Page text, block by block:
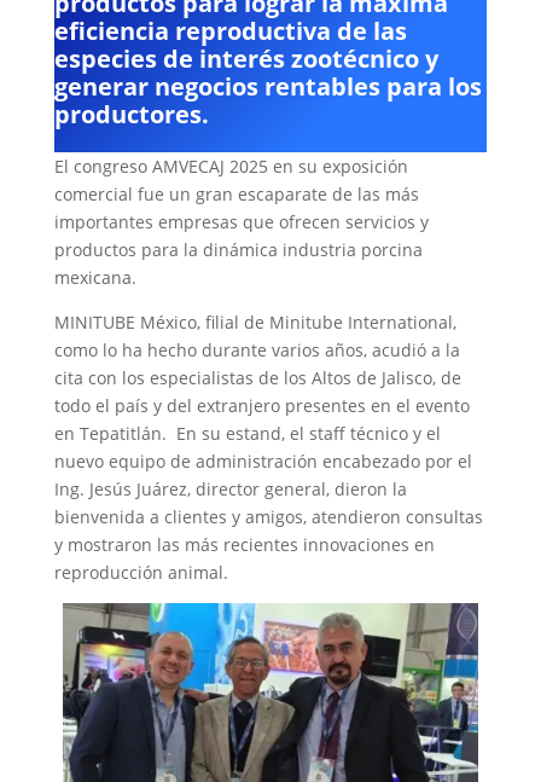
eficiencia reproductiva de las
especies de interés zootécnico y
generar negocios rentables para los
productores.
El congreso AMVECAJ 2025 en su exposición
comercial fue un gran escaparate de las más
importantes empresas que ofrecen servicios y
productos para la dinámica industria porcina
mexicana.
MINITUBE México, filial de Minitube International,
como lo ha hecho durante varios años, acudió a la
cita con los especialistas de los Altos de Jalisco, de
todo el país y del extranjero presentes en el evento
en Tepatitlán. En su estand, el staff técnico y el
nuevo equipo de administración encabezado por el
Ing. Jesús Juárez, director general, dieron la
bienvenida a clientes y amigos, atendieron consultas
y mostraron las más recientes innovaciones en
reproducción animal.